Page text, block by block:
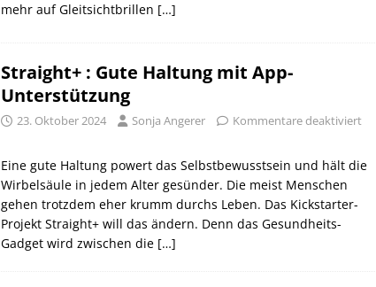
mehr auf Gleitsichtbrillen […]
Straight+ : Gute Haltung mit App-
Unterstützung
23. Oktober 2024 Sonja Angerer Kommentare deaktiviert
Eine gute Haltung powert das Selbstbewusstsein und hält die
Wirbelsäule in jedem Alter gesünder. Die meist Menschen
gehen trotzdem eher krumm durchs Leben. Das Kickstarter-
Projekt Straight+ will das ändern. Denn das Gesundheits-
Gadget wird zwischen die […]